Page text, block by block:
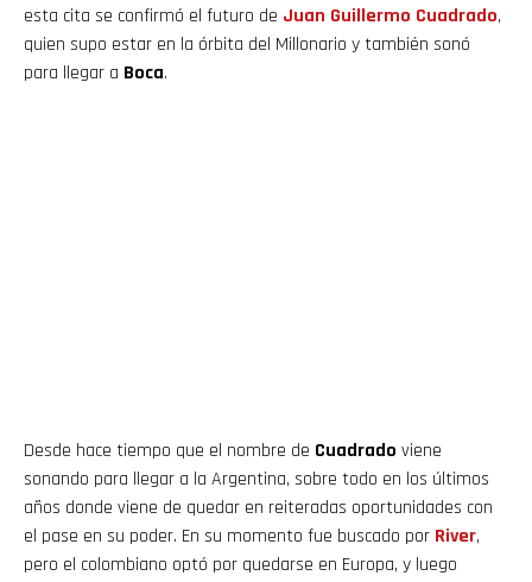
esta cita se confirmó el futuro de Juan Guillermo Cuadrado,
quien supo estar en la órbita del Millonario y también sonó
para llegar a Boca.
Desde hace tiempo que el nombre de Cuadrado viene
sonando para llegar a la Argentina, sobre todo en los últimos
años donde viene de quedar en reiteradas oportunidades con
el pase en su poder. En su momento fue buscado por River,
pero el colombiano optó por quedarse en Europa, y luego